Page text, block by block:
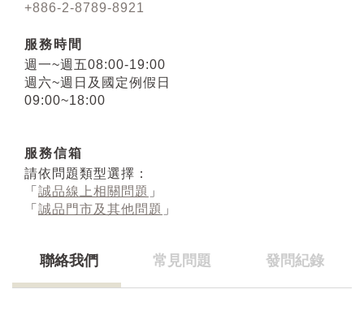
+886-2-8789-8921
服務時間
週一~週五08:00-19:00
週六~週日及國定例假日
09:00~18:00
服務信箱
請依問題類型選擇：
「 誠品線上相關問題 」
「 誠品門市及其他問題 」
聯絡我們 常見問題 發問紀錄